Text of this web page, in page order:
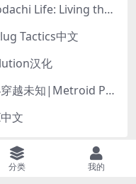
朋友收集：梦想生活|Tomodachi Life: Living the Dream中文
Tactics中文
汉化
银河战士|密特罗德：究极4穿越未知|Metroid Prime 4: Beyond中文
文
权，知识产权或其他利益，请附
分类 我的